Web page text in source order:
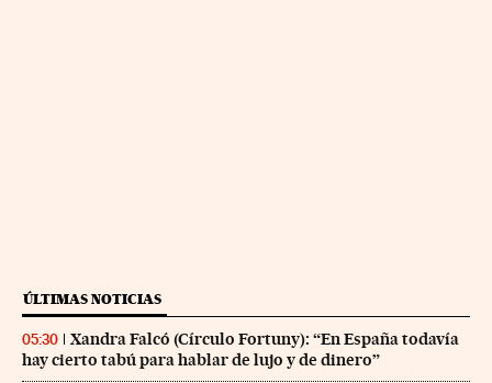
ÚLTIMAS NOTICIAS
05:30
Xandra Falcó (Círculo Fortuny): “En España todavía
hay cierto tabú para hablar de lujo y de dinero”